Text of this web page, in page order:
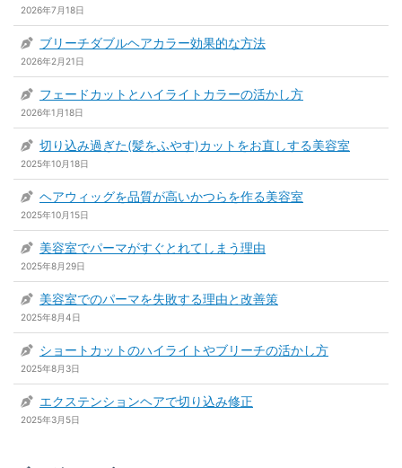
2026年7月18日
ブリーチダブルヘアカラー効果的な方法
2026年2月21日
フェードカットとハイライトカラーの活かし方
2026年1月18日
切り込み過ぎた(髪をふやす)カットをお直しする美容室
2025年10月18日
ヘアウィッグを品質が高いかつらを作る美容室
2025年10月15日
美容室でパーマがすぐとれてしまう理由
2025年8月29日
美容室でのパーマを失敗する理由と改善策
2025年8月4日
ショートカットのハイライトやブリーチの活かし方
2025年8月3日
エクステンションヘアで切り込み修正
2025年3月5日